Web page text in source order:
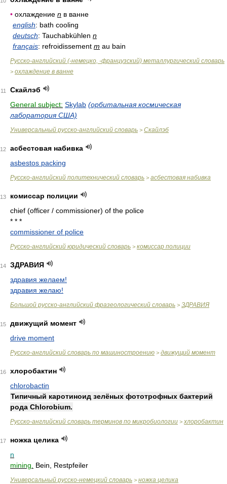
• охлаждение n в ванне
english: bath cooling
deutsch: Tauchabkühlen n
français: refroidissement m au bain
Русско-английский (-немецко, -французский) металлургический словарь
> охлаждение в ванне
11
Скайлэб
General subject: Skylab (орбитальная космическая
лаборатория США)
Универсальный русско-английский словарь > Скайлэб
12
асбестовая набивка
asbestos packing
Русско-английский политехнический словарь > асбестовая набивка
13
комиссар полиции
chief (officer / commissioner) of the police
* * *
commissioner of police
Русско-английский юридический словарь > комиссар полиции
14
ЗДРАВИЯ
здравия желаем!
здравия желаю!
Большой русско-английский фразеологический словарь > ЗДРАВИЯ
15
движущий момент
drive moment
Русско-английский словарь по машиностроению > движущий момент
16
хлоробактин
chlorobactin
Типичный каротиноид зелёных фототрофных бактерий
рода Chlorobium.
Русско-английский словарь терминов по микробиологии > хлоробактин
17
ножка целика
n
mining.
Bein, Restpfeiler
Универсальный русско-немецкий словарь > ножка целика